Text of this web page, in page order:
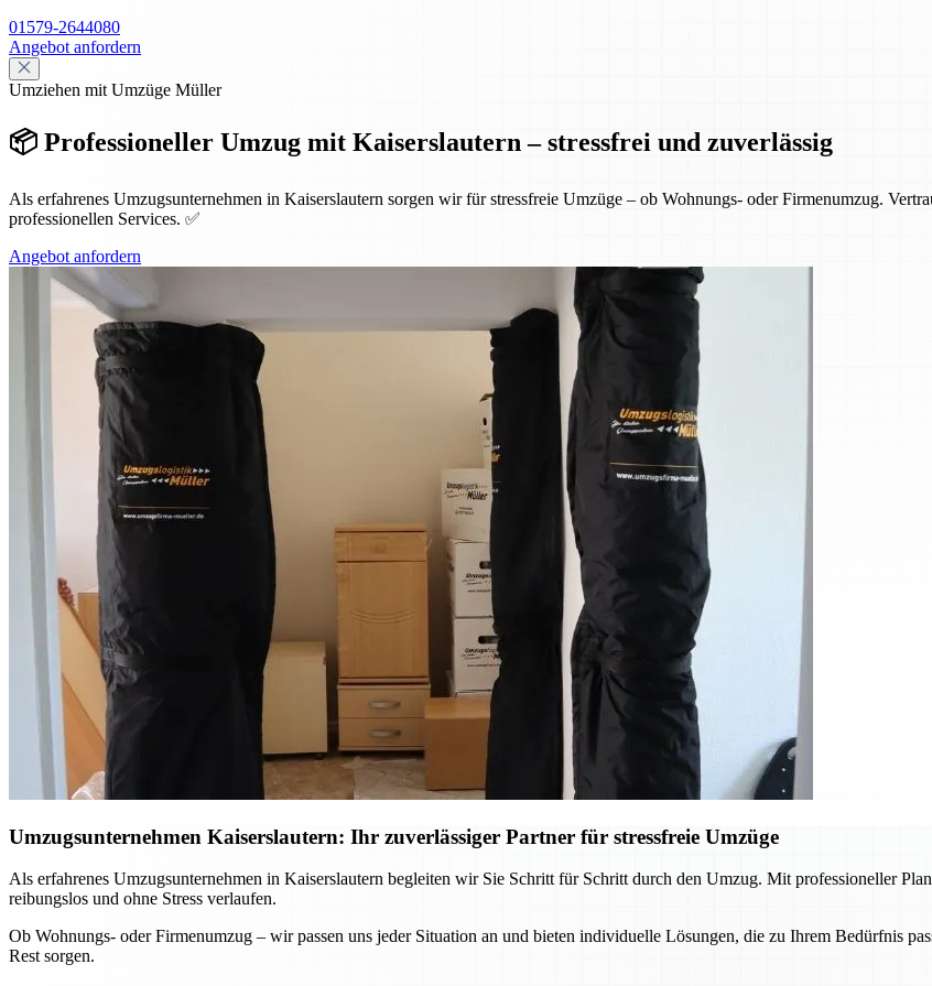
01579-2644080
Angebot anfordern
Umziehen mit Umzüge Müller
📦 Professioneller Umzug mit Kaiserslautern – stressfrei und zuverlässig
Als erfahrenes Umzugsunternehmen in Kaiserslautern sorgen wir für stressfreie Umzüge – ob Wohnungs- oder Firmenumzug.
professionellen Services. ✅
Angebot anfordern
Umzugsunternehmen Kaiserslautern: Ihr zuverlässiger Partner für stressfreie Umzüge
Als erfahrenes Umzugsunternehmen in Kaiserslautern begleiten wir Sie Schritt für Schritt durch den Umzug. Mit professioneller
reibungslos und ohne Stress verlaufen.
Ob Wohnungs- oder Firmenumzug – wir passen uns jeder Situation an und bieten individuelle Lösungen, die zu Ihrem Bedürfnis
Rest sorgen.